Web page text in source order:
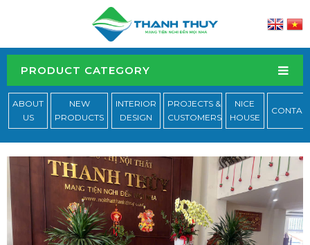
PRODUCT CATEGORY
ABOUT
US
NEW
PRODUCTS
INTERIOR
DESIGN
PROJECTS &
CUSTOMERS
NICE
HOUSE